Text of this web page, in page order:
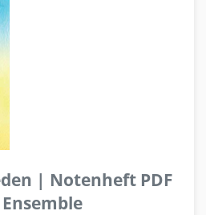
| Notenheft PDF